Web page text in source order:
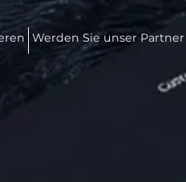
Werden Sie unser Partner